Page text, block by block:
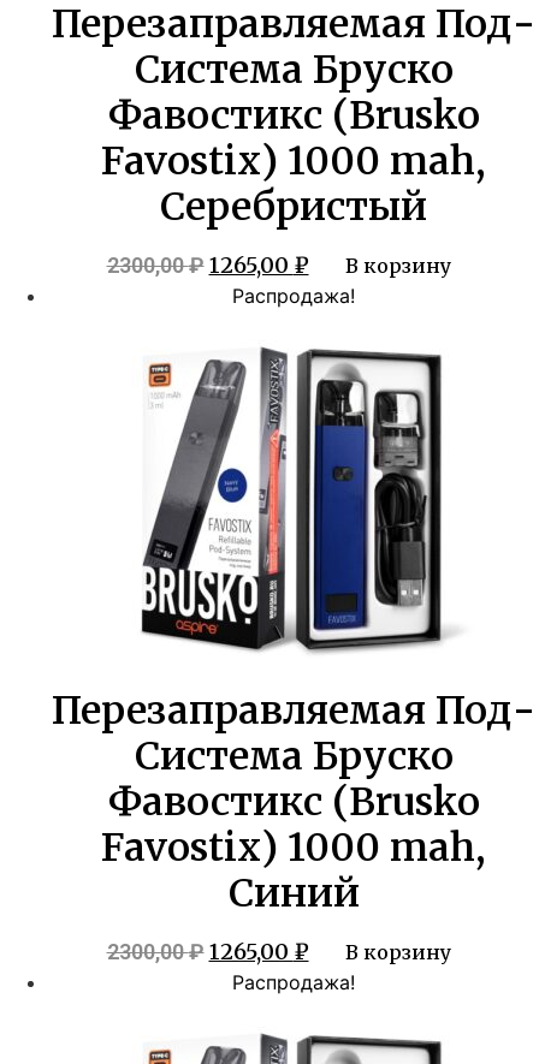
Перезаправляемая Под-
Система Бруско
Фавостикс (Brusko
Favostix) 1000 mah,
Серебристый
2300,00₽ Первоначальная
цена
2300,00 ₽.
1265,00 ₽Текущая
цена:
В корзину
Распродажа!
Перезаправляемая Под-
Система Бруско
Фавостикс (Brusko
Favostix) 1000 mah,
Синий
2300,00₽ Первоначальная
цена
2300,00 ₽.
1265,00 ₽Текущая
цена:
В корзину
Распродажа!